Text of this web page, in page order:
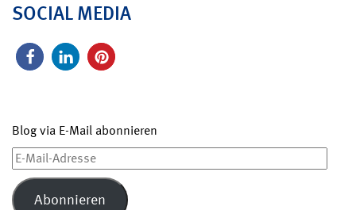
SOCIAL MEDIA
Blog via E-Mail abonnieren
E-
Mail-
Adresse
Abonnieren